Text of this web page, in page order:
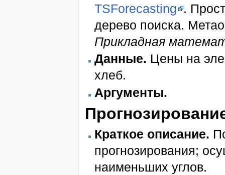
TSForecasting .
дерево поиска.
Прикладная
Данные. Цены на
хлеб.
Аргументы.
Краткое описание.
прогнозирования;
наименьших углов.